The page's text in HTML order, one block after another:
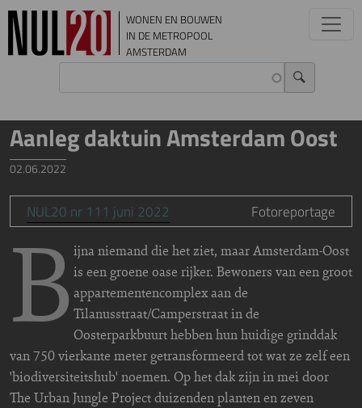
Overslaan en naar de inhoud gaan
WONEN EN BOUWEN
IN DE METROPOOL
AMSTERDAM
Aanleg daktuin Amsterdam Oost
02.06.2022
NUL20 nr 111 juni 2022 Fotoreportage
B ijna niemand die het ziet, maar Amsterdam-Oost
is een groene oase rijker. Bewoners van een groot
appartementencomplex aan de
Tilanusstraat/Camperstraat in de
Oosterparkbuurt hebben hun huidige grinddak
van 750 vierkante meter getransformeerd tot wat ze zelf een
'biodiversiteitshub' noemen. Op het dak zijn in mei door
The Urban Jungle Project duizenden planten en zeven